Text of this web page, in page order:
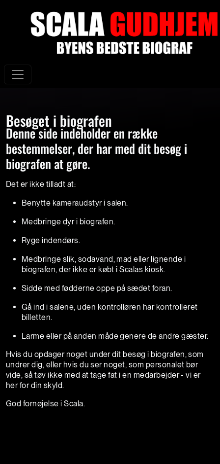
Besøget i biografen
Denne side indeholder en række
bestemmelser, der har med dit besøg i
biografen at gøre.
Det er ikke tilladt at:
Benytte kameraudstyr i salen.
Medbringe dyr i biografen.
Ryge indendørs.
Medbringe slik, sodavand, mad eller lignende i
biografen, der ikke er købt i Scalas kiosk.
Sidde med fødderne oppe på sædet foran.
Gå ind i salene, uden kontrolløren har kontrolleret
billetten.
Larme eller på anden måde genere de andre gæster.
Hvis du opdager noget under dit besøg i biografen, som
undrer dig, eller hvis du ser noget, som personalet bør
vide, så tøv ikke med at tage fat i en medarbejder - vi er
her for din skyld.
God fornøjelse i Scala.